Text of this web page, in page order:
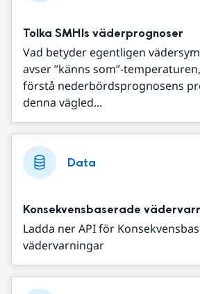
Tolka SMHIs väderprognoser
Vad betyder egentligen
avser ”känns som”-
förstå nederbördsprognosens
denna vägled...
Data
Konsekvensbaserade
Ladda ner API för
vädervarningar